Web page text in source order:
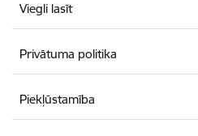
Viegli lasīt
Privātuma politika
Piekļūstamība